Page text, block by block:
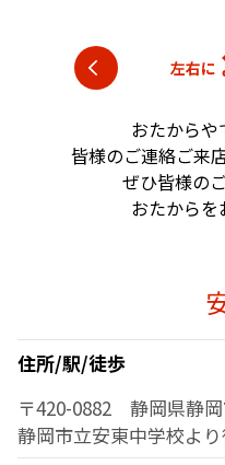
おたからや
皆様のご連絡ご来
ぜひ皆様の
おたからを
住所/駅/徒歩
〒420-0882 静岡県静
静岡市立安東中学校よ